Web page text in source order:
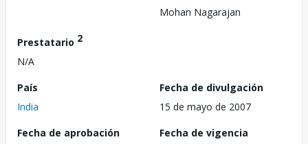
Mohan Nagarajan
Prestatario 2
N/A
País
India
Fecha de divulgación
15 de mayo de 2007
Fecha de aprobación
Fecha de vigencia